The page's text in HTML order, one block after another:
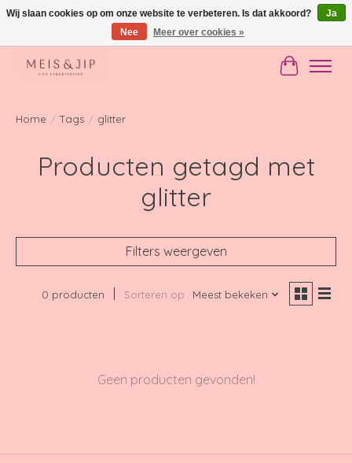
Gratis verzending in NL vanaf €150
Home / Tags / glitter
Producten getagd met
glitter
Filters weergeven
0 producten Sorteren op Meest bekeken
Geen producten gevonden!
Wij slaan cookies op om onze website te verbeteren. Is dat akkoord?
Ja
Nee
Meer over cookies »